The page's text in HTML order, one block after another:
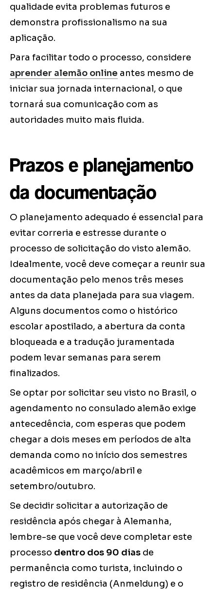
qualidade evita problemas futuros e
demonstra profissionalismo na sua
aplicação.
Para facilitar todo o processo, considere
aprender alemão online antes mesmo de
iniciar sua jornada internacional, o que
tornará sua comunicação com as
autoridades muito mais fluida.
Prazos e planejamento
da documentação
O planejamento adequado é essencial para
evitar correria e estresse durante o
processo de solicitação do visto alemão.
Idealmente, você deve começar a reunir sua
documentação pelo menos três meses
antes da data planejada para sua viagem.
Alguns documentos como o histórico
escolar apostilado, a abertura da conta
bloqueada e a tradução juramentada
podem levar semanas para serem
finalizados.
Se optar por solicitar seu visto no Brasil, o
agendamento no consulado alemão exige
antecedência, com esperas que podem
chegar a dois meses em períodos de alta
demanda como no início dos semestres
acadêmicos em março/abril e
setembro/outubro.
Se decidir solicitar a autorização de
residência após chegar à Alemanha,
lembre-se que você deve completar este
processo dentro dos 90 dias de
permanência como turista, incluindo o
registro de residência (Anmeldung) e o